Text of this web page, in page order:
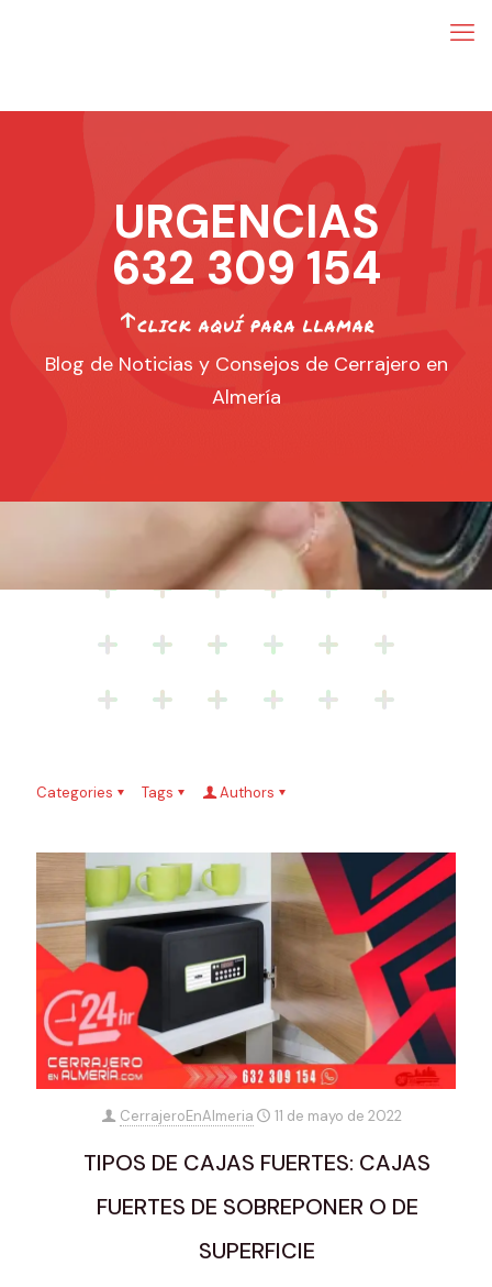
URGENCIAS
632 309 154
Blog de Noticias y Consejos de Cerrajero en
Almería
Categories Tags Authors
CerrajeroEnAlmeria 11 de mayo de 2022
TIPOS DE CAJAS FUERTES: CAJAS
FUERTES DE SOBREPONER O DE
SUPERFICIE